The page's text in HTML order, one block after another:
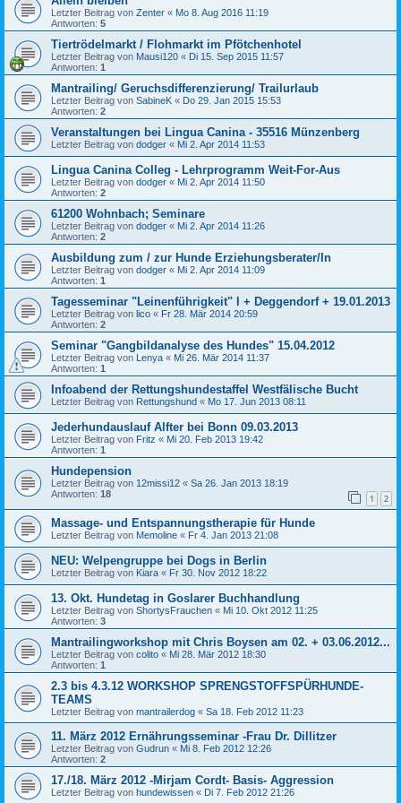
Letzter Beitrag von Zenter « Mo 8. Aug 2016 11:19
Antworten: 5
Tiertrödelmarkt / Flohmarkt im Pfötchenhotel
Letzter Beitrag von Mausi120 « Di 15. Sep 2015 11:57
Antworten: 1
Mantrailing/ Geruchsdifferenzierung/ Trailurlaub
Letzter Beitrag von SabineK « Do 29. Jan 2015 15:53
Antworten: 2
Veranstaltungen bei Lingua Canina - 35516 Münzenberg
Letzter Beitrag von dodger « Mi 2. Apr 2014 11:53
Lingua Canina Colleg - Lehrprogramm Weit-For-Aus
Letzter Beitrag von dodger « Mi 2. Apr 2014 11:50
Antworten: 2
61200 Wohnbach; Seminare
Letzter Beitrag von dodger « Mi 2. Apr 2014 11:26
Antworten: 2
Ausbildung zum / zur Hunde Erziehungsberater/In
Letzter Beitrag von dodger « Mi 2. Apr 2014 11:09
Antworten: 1
Tagesseminar "Leinenführigkeit" I + Deggendorf + 19.01.2013
Letzter Beitrag von lico « Fr 28. Mär 2014 20:59
Antworten: 2
Seminar "Gangbildanalyse des Hundes" 15.04.2012
Letzter Beitrag von Lenya « Mi 26. Mär 2014 11:37
Antworten: 1
Infoabend der Rettungshundestaffel Westfälische Bucht
Letzter Beitrag von Rettungshund « Mo 17. Jun 2013 08:11
Jederhundauslauf Alfter bei Bonn 09.03.2013
Letzter Beitrag von Fritz « Mi 20. Feb 2013 19:42
Antworten: 1
Hundepension
Letzter Beitrag von 12missi12 « Sa 26. Jan 2013 18:19
Antworten: 18 1 2
Massage- und Entspannungstherapie für Hunde
Letzter Beitrag von Memoline « Fr 4. Jan 2013 21:08
NEU: Welpengruppe bei Dogs in Berlin
Letzter Beitrag von Kiara « Fr 30. Nov 2012 18:22
13. Okt. Hundetag in Goslarer Buchhandlung
Letzter Beitrag von ShortysFrauchen « Mi 10. Okt 2012 11:25
Antworten: 3
Mantrailingworkshop mit Chris Boysen am 02. + 03.06.2012...
Letzter Beitrag von colito « Mi 28. Mär 2012 18:30
Antworten: 1
2.3 bis 4.3.12 WORKSHOP SPRENGSTOFFSPÜRHUNDE-
TEAMS
Letzter Beitrag von mantrailerdog « Sa 18. Feb 2012 11:23
11. März 2012 Ernährungsseminar -Frau Dr. Dillitzer
Letzter Beitrag von Gudrun « Mi 8. Feb 2012 12:26
Antworten: 2
17./18. März 2012 -Mirjam Cordt- Basis- Aggression
Letzter Beitrag von hundewissen « Di 7. Feb 2012 21:26